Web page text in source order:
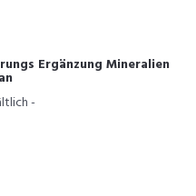
Ergänzung Mineralien
-